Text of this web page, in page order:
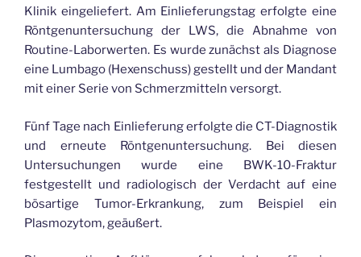
Klinik eingeliefert. Am Einlieferungstag erfolgte eine
Röntgenuntersuchung der LWS, die Abnahme von
Routine-Laborwerten. Es wurde zunächst als Diagnose
eine Lumbago (Hexenschuss) gestellt und der Mandant
mit einer Serie von Schmerzmitteln versorgt.
Fünf Tage nach Einlieferung erfolgte die CT-Diagnostik
und erneute Röntgenuntersuchung. Bei diesen
Untersuchungen wurde eine BWK-10-Fraktur
festgestellt und radiologisch der Verdacht auf eine
bösartige Tumor-Erkrankung, zum Beispiel ein
Plasmozytom, geäußert.